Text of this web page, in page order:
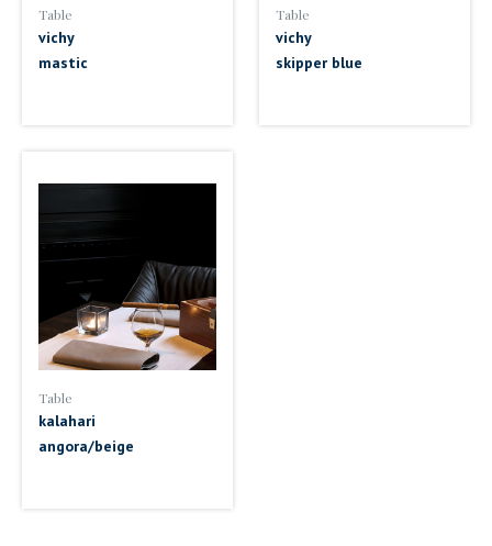
Table
vichy
mastic
Table
vichy
skipper blue
Table
kalahari
angora/beige